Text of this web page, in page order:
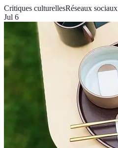
Critiques culturellesRéseaux sociaux
Jul 6